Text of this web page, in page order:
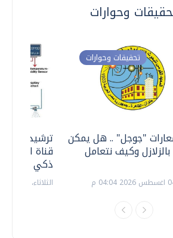
وحوارات
ترشيدا
قناة
ذكي
الثلاثاء، 14 يوليو 2026 06:11 م
تحقيقات وحوارات
"جوجل" .. هل يمكن
بالزلازل وكيف نتعامل